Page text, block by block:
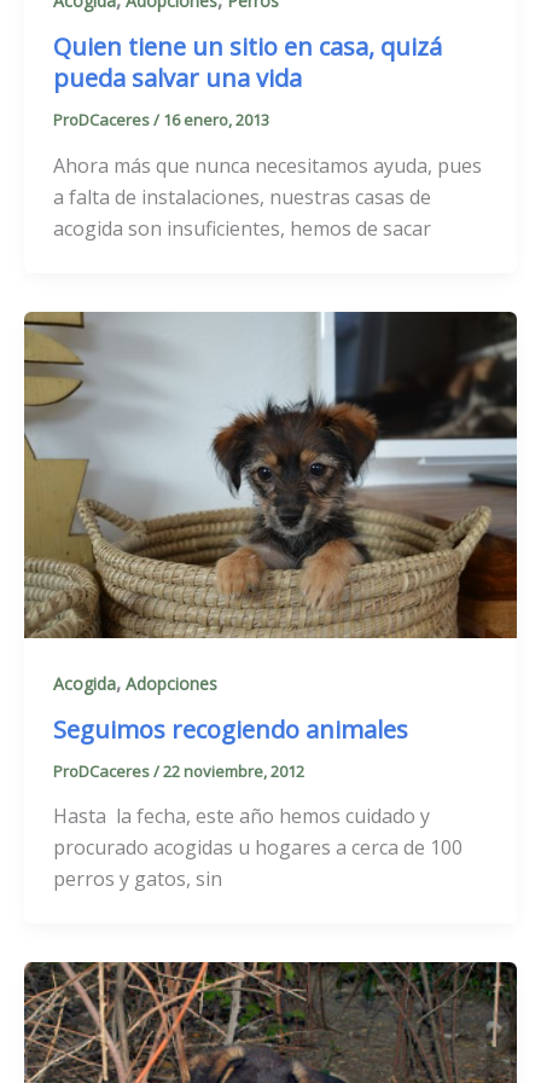
Quien tiene un sitio en casa, quizá
pueda salvar una vida
ProDCaceres/ 16 enero, 2013
Ahora más que nunca necesitamos ayuda, pues
a falta de instalaciones, nuestras casas de
acogida son insuficientes, hemos de sacar
Acogida, Adopciones
Seguimos recogiendo animales
ProDCaceres/22 noviembre, 2012
Hasta la fecha, este año hemos cuidado y
procurado acogidas u hogares a cerca de 100
perros y gatos, sin